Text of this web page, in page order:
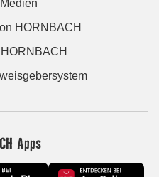
HORNBACH
Apps